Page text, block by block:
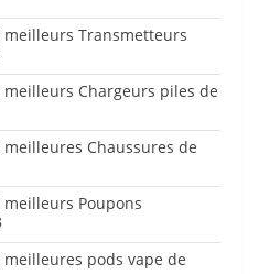
meilleurs Transmetteurs
Chargeurs piles de
Chaussures de
Poupons
pods vape de